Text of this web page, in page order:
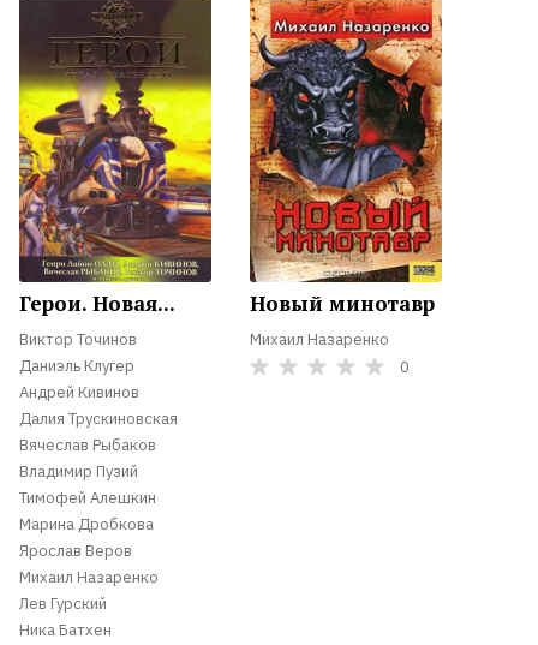
Коллекции
Герои. Новая...
Виктор Точинов
Даниэль Клугер
Андрей Кивинов
Далия Трускиновская
Вячеслав Рыбаков
Владимир Пузий
Тимофей Алешкин
Марина Дробкова
Ярослав Веров
Михаил Назаренко
Лев Гурский
Ника Батхен
Новый минотавр
Михаил Назаренко
0